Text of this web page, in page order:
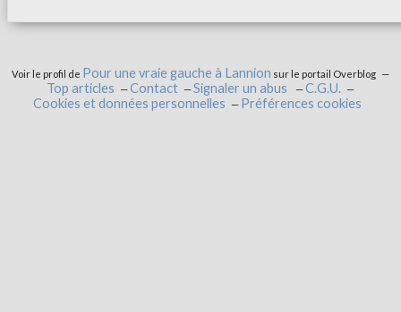
Voir le profil de Pour une vraie gauche à Lannion sur le portail Overblog
Top articles Contact Signaler un abus
C.G.U.
Cookies et données personnelles
Préférences cookies